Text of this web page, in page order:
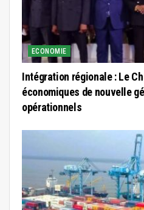
ECONOMIE
Intégration régionale : Le
économiques de nouvelle
opérationnels